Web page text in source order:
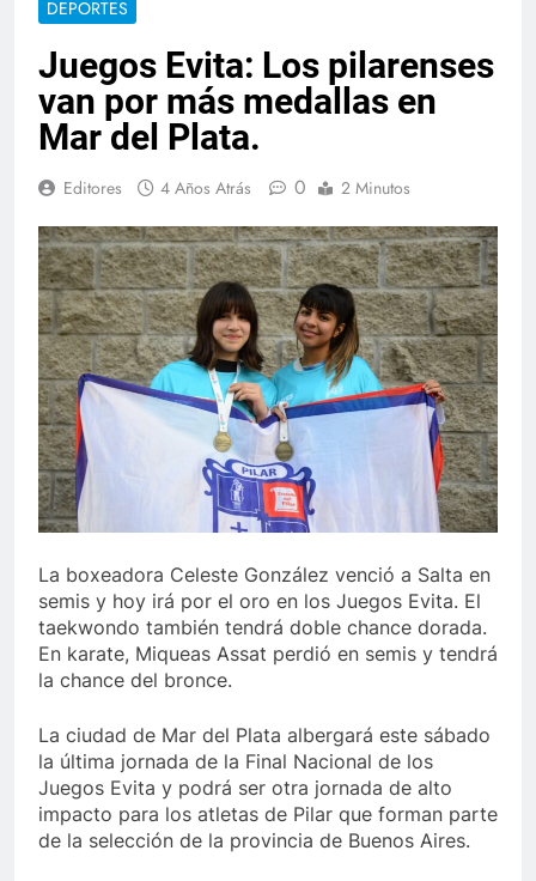
DEPORTES
Juegos Evita: Los pilarenses
van por más medallas en
Mar del Plata.
Editores 4 Años Atrás 0 2 Minutos
La boxeadora Celeste González venció a Salta en
semis y hoy irá por el oro en los Juegos Evita. El
taekwondo también tendrá doble chance dorada.
En karate, Miqueas Assat perdió en semis y tendrá
la chance del bronce.
La ciudad de Mar del Plata albergará este sábado
la última jornada de la Final Nacional de los
Juegos Evita y podrá ser otra jornada de alto
impacto para los atletas de Pilar que forman parte
de la selección de la provincia de Buenos Aires.